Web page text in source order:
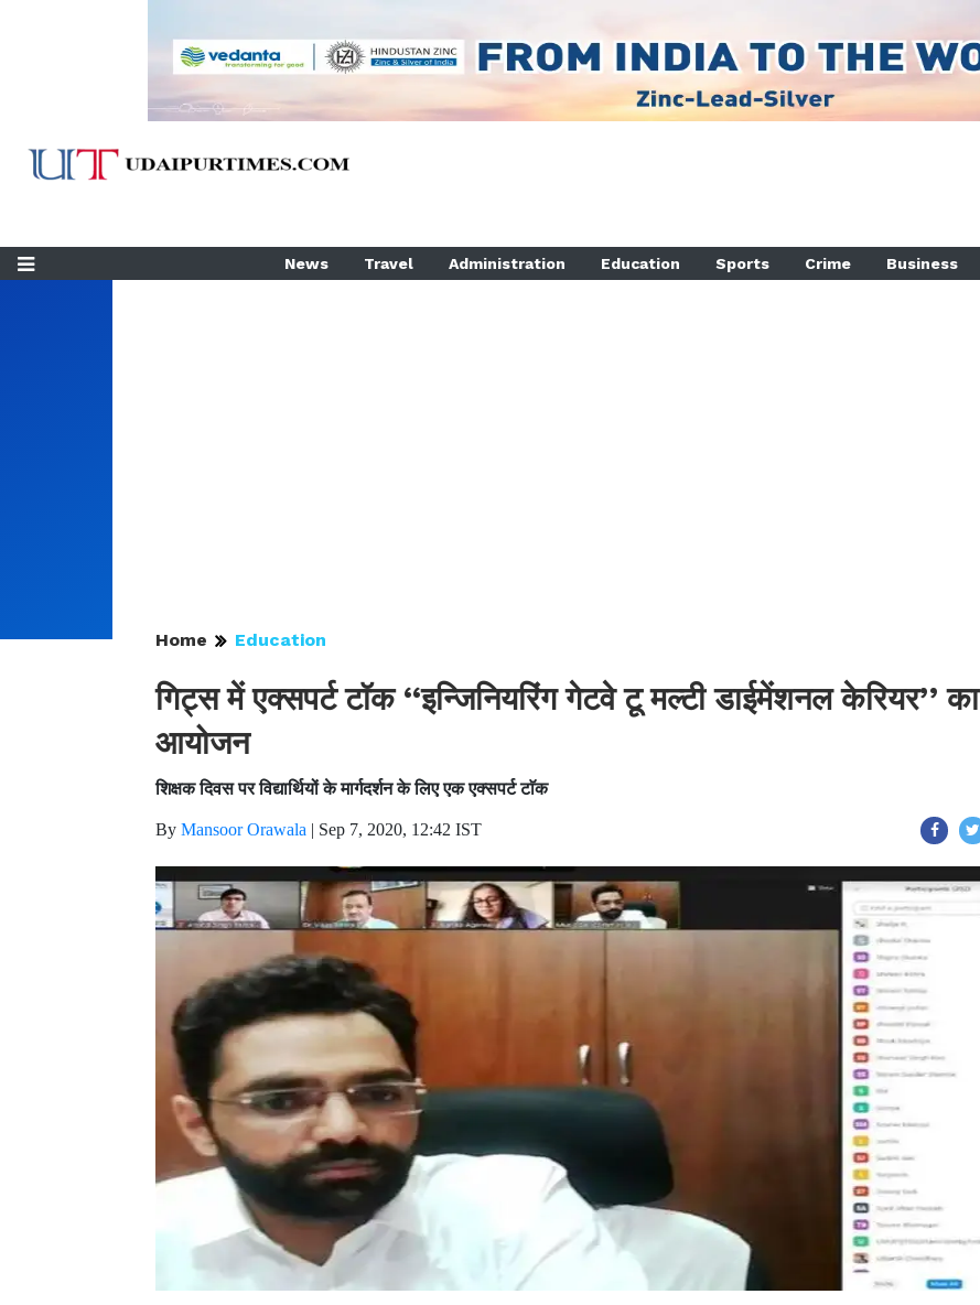
News Travel Administration Education Sports Crime Business
Home Education
गिट्स में एक्सपर्ट टाॅक ‘‘इन्जिनियरिंग गेटवे टू मल्टी डाईमेंशनल केरियर’’ का
आयोजन
शिक्षक दिवस पर विद्यार्थियों के मार्गदर्शन के लिए एक एक्सपर्ट टाॅक
By Mansoor Orawala | Sep 7, 2020, 12:42 IST